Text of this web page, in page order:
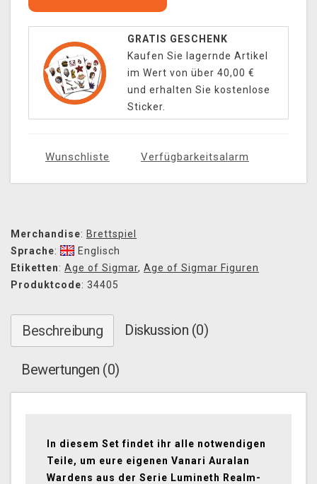
GRATIS GESCHENK
Kaufen Sie lagernde Artikel
im Wert von über 40,00 €
und erhalten Sie kostenlose
Sticker.
Wunschliste Verfügbarkeitsalarm
Merchandise: Brettspiel
Sprache:
Englisch
Etiketten: Age of Sigmar, Age of Sigmar Figuren
Produktcode: 34405
Beschreibung Diskussion (0)
Bewertungen (0)
In diesem Set findet ihr alle notwendigen
Teile, um eure eigenen Vanari Auralan
Wardens aus der Serie Lumineth Realm-